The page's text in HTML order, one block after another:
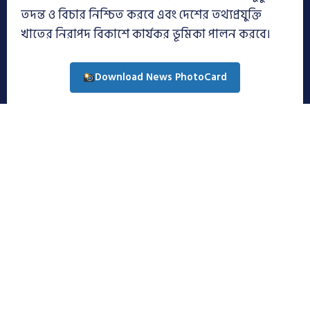
তদন্ত ও বিচার নিশ্চিত করবে এবং দেশের তথ্যপ্রযুক্তি
খাতের নিরাপদ বিকাশে কার্যকর ভূমিকা পালন করবে।
Download News PhotoCard